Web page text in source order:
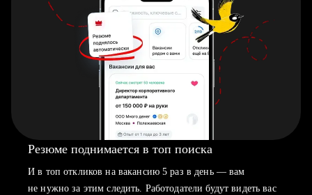
Резюме поднимается в топ поиска
И в топ откликов на вакансию 5 раз в день — вам
не нужно за этим следить. Работодатели будут видеть вас